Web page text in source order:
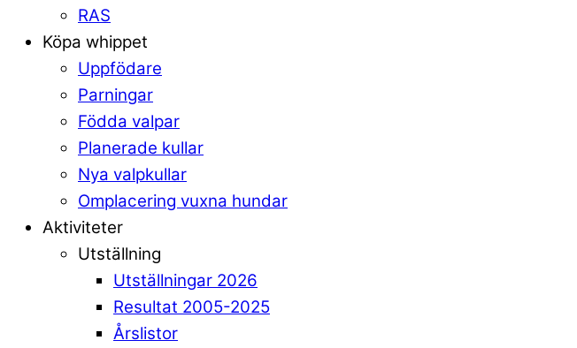
RAS
Köpa whippet
Uppfödare
Parningar
Födda valpar
Planerade kullar
Nya valpkullar
Omplacering vuxna hundar
Aktiviteter
Utställning
Utställningar 2026
Resultat 2005-2025
Årslistor